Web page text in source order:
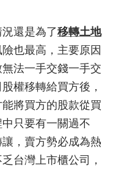
還是為了移轉土地
也最高，主要原因
法一手交錢一手交
權移轉給買方後，
將買方的股款從買
只要有一關過不
，賣方勢必成為熱
台灣上市櫃公司，